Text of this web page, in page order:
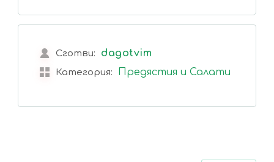
Сготви: dagotvim
Категория: Предястия и Салати